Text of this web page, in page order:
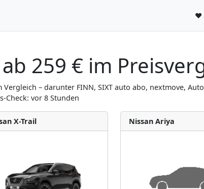
♥
259 € im
– darunter FINN, SIXT auto abo, nextmove,
Check: vor 8 Stunden
X-Trail Nissan Ariya